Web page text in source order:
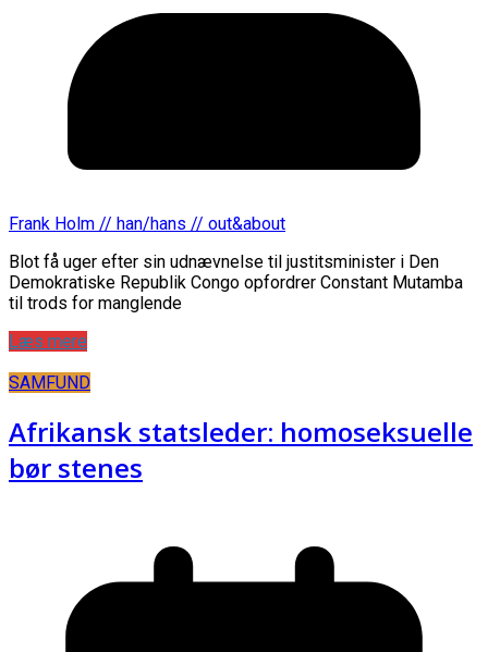
Frank Holm // han/hans // out&about
Blot få uger efter sin udnævnelse til justitsminister i Den
Demokratiske Republik Congo opfordrer Constant Mutamba
til trods for manglende
Læs mere
SAMFUND
Afrikansk statsleder: homoseksuelle
bør stenes